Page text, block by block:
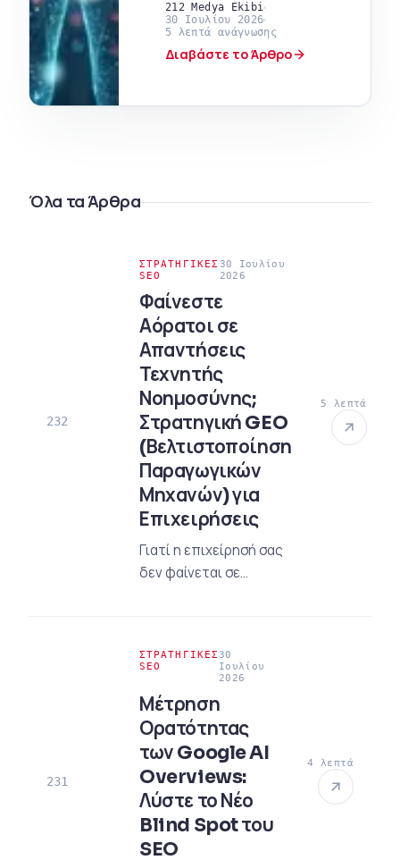
212 Medya Ekibi
30 Ιουλίου 2026
5 λεπτά ανάγνωσης
Διαβάστε το Άρθρο
Όλα τα Άρθρα
232
ΣΤΡΑΤΗΓΙΚΈΣ
SEO
30 Ιουλίου
2026
Φαίνεστε
Αόρατοι σε
Απαντήσεις
Τεχνητής
Νοημοσύνης;
Στρατηγική GEO
(Βελτιστοποίηση
Παραγωγικών
Μηχανών) για
Επιχειρήσεις
Γιατί η επιχείρησή σας
δεν φαίνεται σε
στρατηγική GEO; Ο
χάρτης πορείας για την
αύξηση της
ορατότητάς σας μέσω
τεχνικών και
βελτιστοποίησης
περιεχομένου.
5 λεπτά
231
ΣΤΡΑΤΗΓΙΚΈΣ
SEO
30
Ιουλίου
2026
Μέτρηση
Ορατότητας
των Google AI
Overviews:
Λύστε το Νέο
Blind Spot του
SEO
4 λεπτά